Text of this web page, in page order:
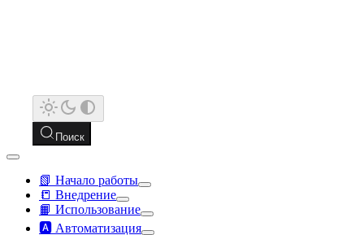
Поиск
📗 Начало работы
📒 Внедрение
📙 Использование
🅰️ Автоматизация